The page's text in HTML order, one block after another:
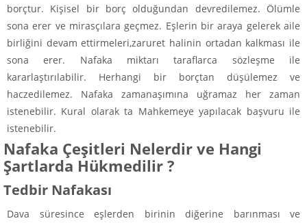
borçtur. Kişisel bir borç olduğundan devredilemez. Ölümle
sona erer ve mirasçılara geçmez. Eşlerin bir araya gelerek aile
birliğini devam ettirmeleri,zaruret halinin ortadan kalkması ile
sona erer. Nafaka miktarı taraflarca sözleşme ile
kararlaştırılabilir. Herhangi bir borçtan düşülemez ve
haczedilemez. Nafaka zamanaşımına uğramaz her zaman
istenebilir. Kural olarak ta Mahkemeye yapılacak başvuru ile
istenebilir.
Nafaka Çeşitleri Nelerdir ve Hangi
Şartlarda Hükmedilir ?
Tedbir Nafakası
Dava süresince eşlerden birinin diğerine barınması ve